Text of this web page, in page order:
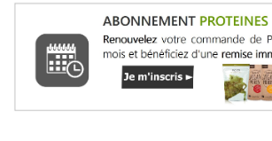
Mocha Glacé Protéiné
🍵 MATCHA LATTE GLACÉ